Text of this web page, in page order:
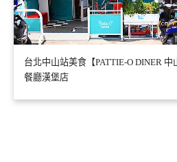
台北中山站美食【PATTIE-O DINER
餐廳漢堡店